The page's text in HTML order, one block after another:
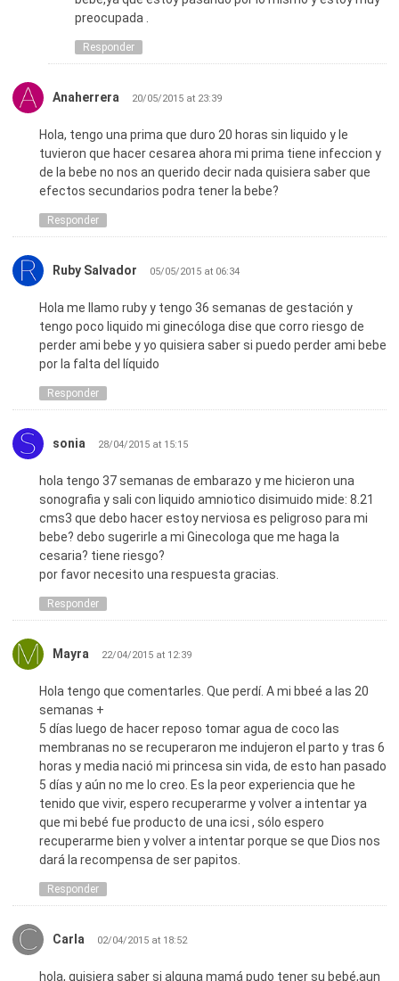
preocupada .
Responder
Anaherrera 20/05/2015 at 23:39
Hola, tengo una prima que duro 20 horas sin liquido y le
tuvieron que hacer cesarea ahora mi prima tiene infeccion y
de la bebe no nos an querido decir nada quisiera saber que
efectos secundarios podra tener la bebe?
Responder
Ruby Salvador 05/05/2015 at 06:34
Hola me llamo ruby y tengo 36 semanas de gestación y
tengo poco liquido mi ginecóloga dise que corro riesgo de
perder ami bebe y yo quisiera saber si puedo perder ami bebe
por la falta del líquido
Responder
sonia 28/04/2015 at 15:15
hola tengo 37 semanas de embarazo y me hicieron una
sonografia y sali con liquido amniotico disimuido mide: 8.21
cms3 que debo hacer estoy nerviosa es peligroso para mi
bebe? debo sugerirle a mi Ginecologa que me haga la
cesaria? tiene riesgo?
por favor necesito una respuesta gracias.
Responder
Mayra 22/04/2015 at 12:39
Hola tengo que comentarles. Que perdí. A mi bbeé a las 20
semanas +
5 días luego de hacer reposo tomar agua de coco las
membranas no se recuperaron me indujeron el parto y tras 6
horas y media nació mi princesa sin vida, de esto han pasado
5 días y aún no me lo creo. Es la peor experiencia que he
tenido que vivir, espero recuperarme y volver a intentar ya
que mi bebé fue producto de una icsi , sólo espero
recuperarme bien y volver a intentar porque se que Dios nos
dará la recompensa de ser papitos.
Responder
Carla 02/04/2015 at 18:52
hola, quisiera saber si alguna mamá pudo tener su bebé,aun